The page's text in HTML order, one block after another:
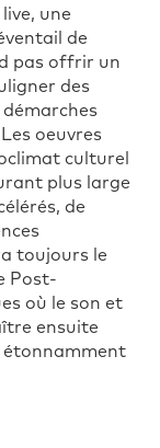
une
de
pas offrir un
des
oeuvres
culturel
plus large
de
toujours le
Post-
où le son et
ensuite
étonnamment